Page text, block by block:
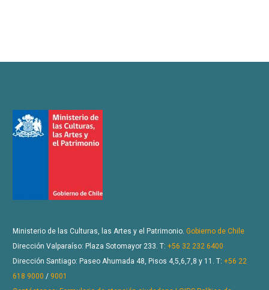
Ministerio de las Culturas, las Artes y el Patrimonio. Gobierno de Chile
Dirección Valparaíso: Plaza Sotomayor 233. T: +56 32 232 6400
Dirección Santiago: Paseo Ahumada 48, Pisos 4,5,6,7,8 y 11. T: +56 22
618 9000 / 9001